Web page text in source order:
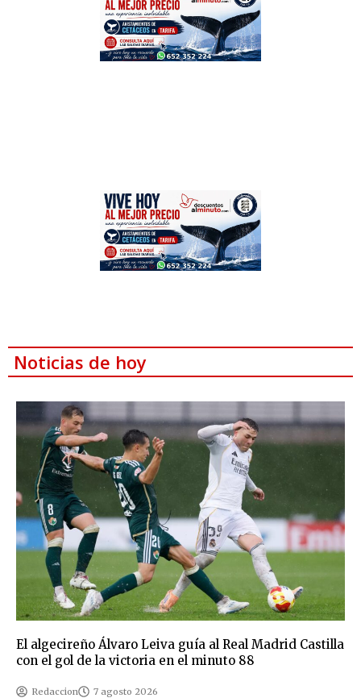
Noticias de hoy
El algecireño Álvaro Leiva guía al Real Madrid Castilla
con el gol de la victoria en el minuto 88
Redaccion 7 agosto 2026